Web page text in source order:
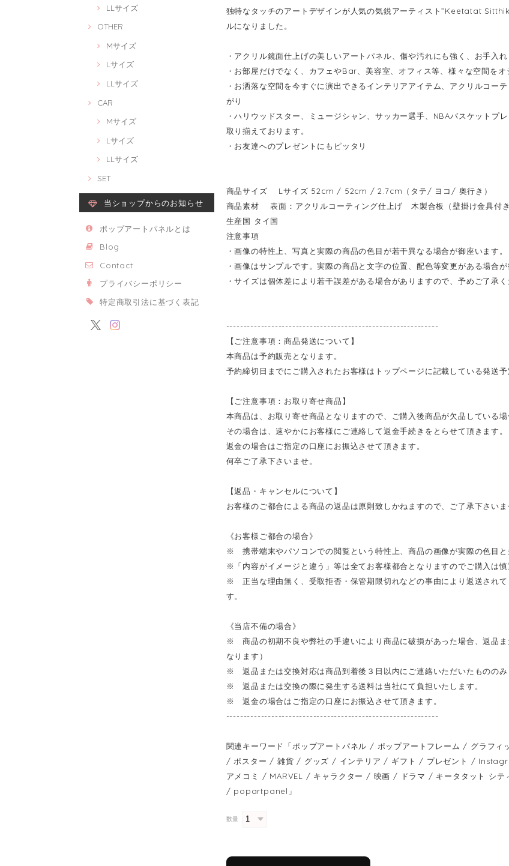
LLサイズ
OTHER
Mサイズ
Lサイズ
LLサイズ
CAR
Mサイズ
Lサイズ
LLサイズ
SET
当ショップからのお知らせ
ポップアートパネルとは
Blog
Contact
プライバシーポリシー
特定商取引法に基づく表記
独特なタッチのアートデザインが人気の気鋭アーティスト”Keetatat
ルになりました。
・アクリル鏡面仕上げの美しいアートパネル、傷や汚れにも強く、お手入
・お部屋だけでなく、カフェやBar、美容室、オフィス等、様々な空間をオ
・お洒落な空間を今すぐに演出できるインテリアアイテム、アクリルコー
がり
・ハリウッドスター、ミュージシャン、サッカー選手、NBAバスケットプ
取り揃えております。
・お友達へのプレゼントにもピッタリ
商品サイズ Lサイズ 52cm / 52cm / 2.7cm（タテ/ ヨコ/ 奥行き）
商品素材 表面：アクリルコーティング仕上げ 木製合板（壁掛け金具付き
生産国 タイ国
注意事項
・画像の特性上、写真と実際の商品の色目が若干異なる場合が御座います。
・画像はサンプルです。実際の商品と文字の位置、配色等変更がある場合が
・サイズは個体差により若干誤差がある場合がありますので、予めご了承く
-------------------------------------------------------------
【ご注意事項：商品発送について】
本商品は予約販売となります。
予約締切日までにご購入されたお客様はトップページに記載している発送
【ご注意事項：お取り寄せ商品】
本商品は、お取り寄せ商品となりますので、ご購入後商品が欠品している場
その場合は、速やかにお客様にご連絡して返金手続きをとらせて頂きます。
返金の場合はご指定の口座にお振込させて頂きます。
何卒ご了承下さいませ。
【返品・キャンセルについて】
お客様のご都合による商品の返品は原則致しかねますので、ご了承下さいま
《お客様ご都合の場合》
※ 携帯端末やパソコンでの閲覧という特性上、商品の画像が実際の色目と
※「内容がイメージと違う」等は全てお客様都合となりますのでご購入は慎
※ 正当な理由無く、受取拒否・保管期限切れなどの事由により返送され
す。
《当店不備の場合》
※ 商品の初期不良や弊社の手違いにより商品に破損があった場合、返品
なります）
※ 返品または交換対応は商品到着後３日以内にご連絡いただいたもののみ
※ 返品または交換の際に発生する送料は当社にて負担いたします。
※ 返金の場合はご指定の口座にお振込させて頂きます。
-------------------------------------------------------------
関連キーワード「ポップアートパネル / ポップアートフレーム / グラフ
/ ポスター / 雑貨 / グッズ / インテリア / ギフト / プレゼント /
アメコミ / MARVEL / キャラクター / 映画 / ドラマ / キータタット
/ popartpanel」
数量